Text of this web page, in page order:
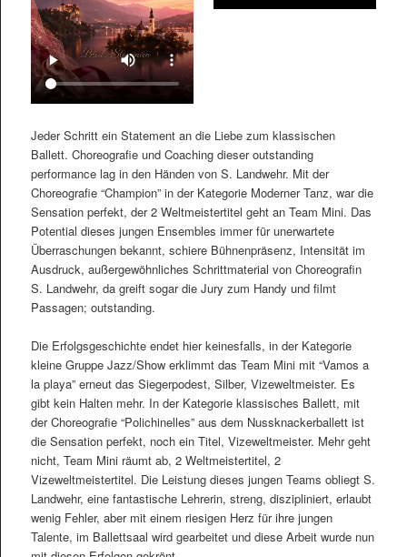
Jeder Schritt ein Statement an die Liebe zum klassischen
Ballett. Choreografie und Coaching dieser outstanding
performance lag in den Händen von S. Landwehr. Mit der
Choreografie “Champion” in der Kategorie Moderner Tanz, war die
Sensation perfekt, der 2 Weltmeistertitel geht an Team Mini. Das
Potential dieses jungen Ensembles immer für unerwartete
Überraschungen bekannt, schiere Bühnenpräsenz, Intensität im
Ausdruck, außergewöhnliches Schrittmaterial von Choreografin
S. Landwehr, da greift sogar die Jury zum Handy und filmt
Passagen; outstanding.
Die Erfolgsgeschichte endet hier keinesfalls, in der Kategorie
kleine Gruppe Jazz/Show erklimmt das Team Mini mit “Vamos a
la playa” erneut das Siegerpodest, Silber, Vizeweltmeister. Es
gibt kein Halten mehr. In der Kategorie klassisches Ballett, mit
der Choreografie “Polichinelles” aus dem Nussknackerballett ist
die Sensation perfekt, noch ein Titel, Vizeweltmeister. Mehr geht
nicht, Team Mini räumt ab, 2 Weltmeistertitel, 2
Vizeweltmeistertitel. Die Leistung dieses jungen Teams obliegt S.
Landwehr, eine fantastische Lehrerin, streng, diszipliniert, erlaubt
wenig Fehler, aber mit einem riesigen Herz für ihre jungen
Talente, im Ballettsaal wird gearbeitet und diese Arbeit wurde nun